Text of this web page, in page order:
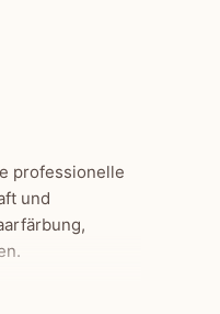
professionelle
und